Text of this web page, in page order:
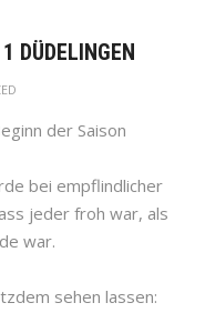
DÜDELINGEN
der Saison
bei empflindlicher
jeder froh war, als
war.
sehen lassen: